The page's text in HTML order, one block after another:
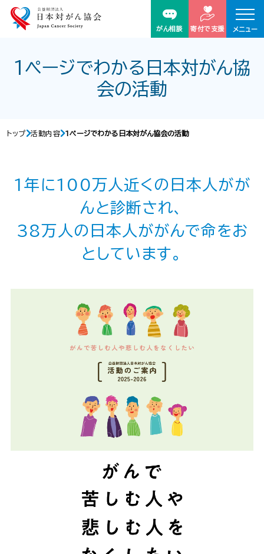
がん相談 寄付で支援 メニュー
1ページでわかる日本対がん協
会の活動
トップ 活動内容 1ページでわかる日本対がん協会の活動
1年に100万人近くの日本人がが
んと診断され、
38万人の日本人ががんで命をお
としています。